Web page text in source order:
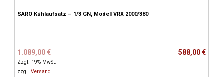
SARO Kühlaufsatz – 1/3 GN, Modell VRX 2000/380
1.089,00€Ursprünglicher
Preis
588,00€
Aktueller
Preis
Zzgl. 19% MwSt.
zzgl.Versand